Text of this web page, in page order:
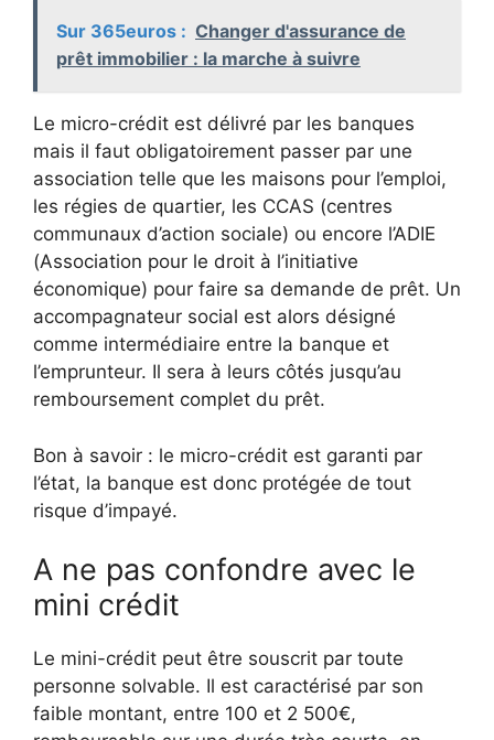
Sur 365euros : Changer d'assurance de
prêt immobilier : la marche à suivre
Le micro-crédit est délivré par les banques
mais il faut obligatoirement passer par une
association telle que les maisons pour l’emploi,
les régies de quartier, les CCAS (centres
communaux d’action sociale) ou encore l’ADIE
(Association pour le droit à l’initiative
économique) pour faire sa demande de prêt. Un
accompagnateur social est alors désigné
comme intermédiaire entre la banque et
l’emprunteur. Il sera à leurs côtés jusqu’au
remboursement complet du prêt.
Bon à savoir : le micro-crédit est garanti par
l’état, la banque est donc protégée de tout
risque d’impayé.
A ne pas confondre avec le
mini crédit
Le mini-crédit peut être souscrit par toute
personne solvable. Il est caractérisé par son
faible montant, entre 100 et 2 500€,